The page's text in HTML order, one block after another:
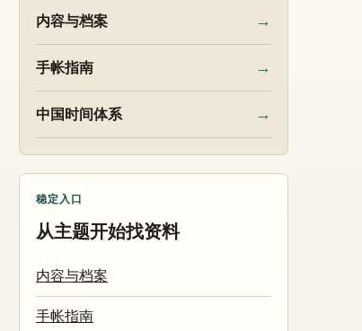
内容与档案 →
手帐指南 →
中国时间体系 →
稳定入口
从主题开始找资料
内容与档案
手帐指南